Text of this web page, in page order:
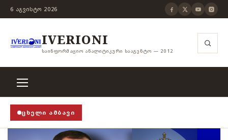
6 ᲐᲒᲕᲘᲡᲢᲝ 2026
IVERIONI
ᲡᲐᲘᲜᲤᲝᲠᲛᲐᲪᲘᲝ ᲐᲜᲐᲚᲘᲢᲘᲙᲣᲠᲘ ᲡᲐᲐᲒᲔᲜᲢᲝ — 2012
ᲪᲮᲔᲚᲘ ᲐᲛᲑᲐᲕᲘ
მოშლილია, ცენზურა უნდა არსებობდეს!›